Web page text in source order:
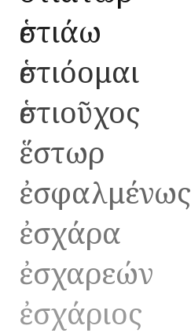
ἑστιάω
ἑστιόομαι
ἑστιοῦχος
ἕστωρ
ἐσφαλμένως
ἐσχάρα
ἐσχαρεών
ἐσχάριος